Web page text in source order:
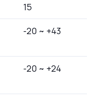
15
-20 ~ +43
-20 ~ +24